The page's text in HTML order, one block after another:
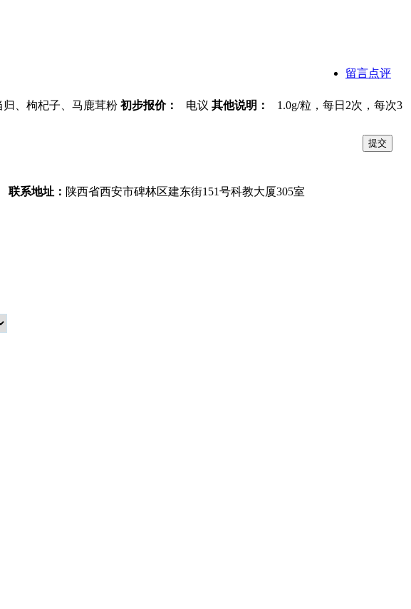
留言点评
、枸杞子、马鹿茸粉 初步报价： 电议 其他说明：
1.0g/粒，每日2次，每次3
联系地址： 陕西省西安市碑林区建东街151号科教大厦305室